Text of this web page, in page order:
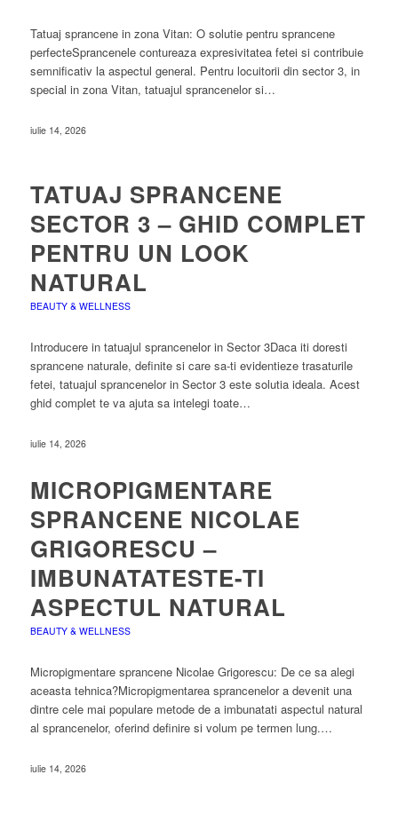
Tatuaj sprancene in zona Vitan: O solutie pentru sprancene
perfecteSprancenele contureaza expresivitatea fetei si contribuie
semnificativ la aspectul general. Pentru locuitorii din sector 3, in
special in zona Vitan, tatuajul sprancenelor si…
iulie 14, 2026
TATUAJ SPRANCENE
SECTOR 3 – GHID COMPLET
PENTRU UN LOOK
NATURAL
BEAUTY & WELLNESS
Introducere in tatuajul sprancenelor in Sector 3Daca iti doresti
sprancene naturale, definite si care sa-ti evidentieze trasaturile
fetei, tatuajul sprancenelor in Sector 3 este solutia ideala. Acest
ghid complet te va ajuta sa intelegi toate…
iulie 14, 2026
MICROPIGMENTARE
SPRANCENE NICOLAE
GRIGORESCU –
IMBUNATATESTE-TI
ASPECTUL NATURAL
BEAUTY & WELLNESS
Micropigmentare sprancene Nicolae Grigorescu: De ce sa alegi
aceasta tehnica?Micropigmentarea sprancenelor a devenit una
dintre cele mai populare metode de a imbunatati aspectul natural
al sprancenelor, oferind definire si volum pe termen lung.…
iulie 14, 2026